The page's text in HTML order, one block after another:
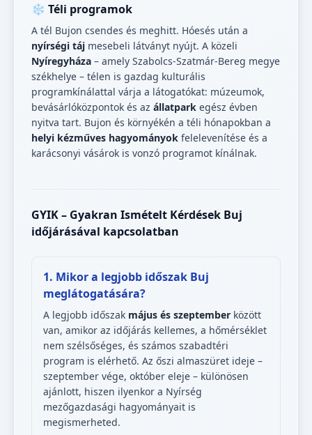
❄️ Téli programok
A tél Bujon csendes és meghitt. Hóesés után a
nyírségi táj mesebeli látványt nyújt. A közeli
Nyíregyháza – amely Szabolcs-Szatmár-Bereg megye
székhelye – télen is gazdag kulturális
programkínálattal várja a látogatókat: múzeumok,
bevásárlóközpontok és az állatpark egész évben
nyitva tart. Bujon és környékén a téli hónapokban a
helyi kézműves hagyományok felelevenítése és a
karácsonyi vásárok is vonzó programot kínálnak.
GYIK – Gyakran Ismételt Kérdések Buj
időjárásával kapcsolatban
1. Mikor a legjobb időszak Buj
meglátogatására?
A legjobb időszak május és szeptember között
van, amikor az időjárás kellemes, a hőmérséklet
nem szélsőséges, és számos szabadtéri
program is elérhető. Az őszi almaszüret ideje –
szeptember vége, október eleje – különösen
ajánlott, hiszen ilyenkor a Nyírség
mezőgazdasági hagyományait is
megismerheted.